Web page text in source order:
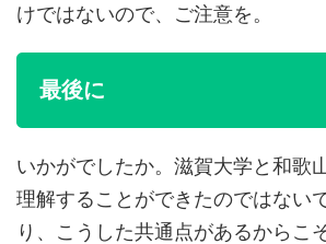
けではないので、ご注意を。
最後に
いかがでしたか。滋賀大学と和歌
理解することができたのではない
り、こうした共通点があるからこ